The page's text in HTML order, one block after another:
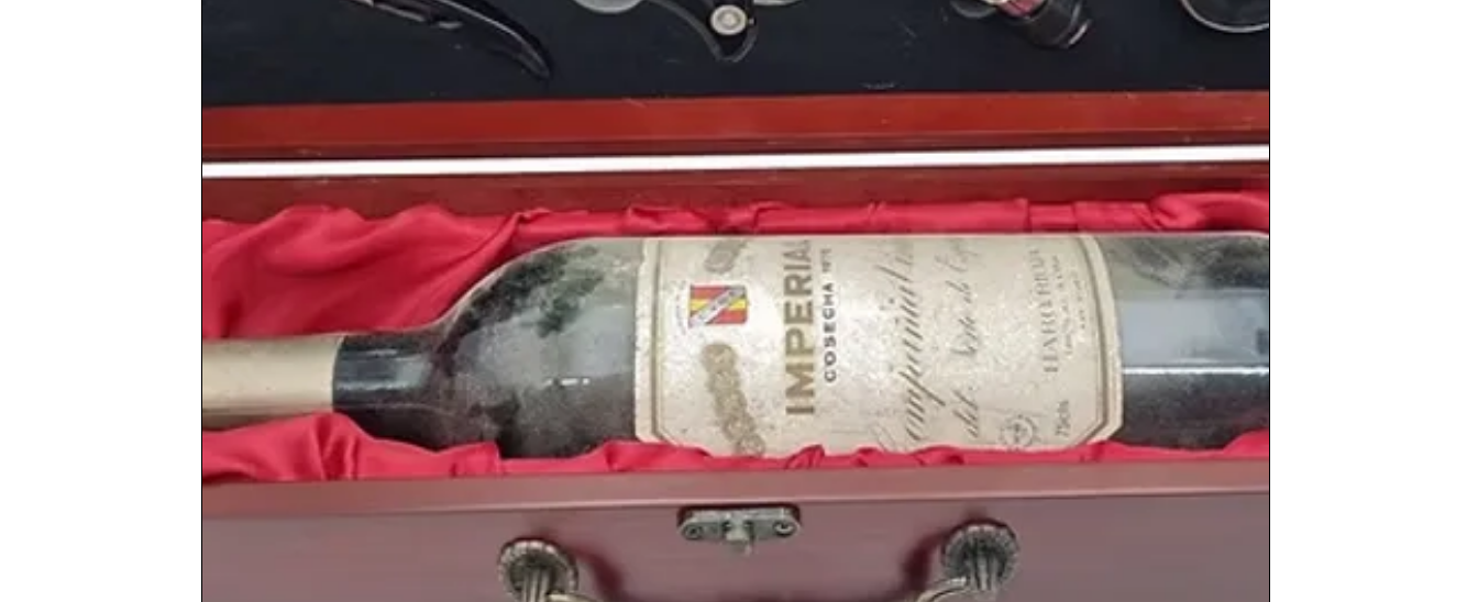
En el panorama futbolístico podemos recordar que ese1987
se hace con la presidencia del
panorama futbolístico español. Por otra parte, elReal Madrid
su primera Copa de
Europa.
Uno de los grupos que triunfaba en medio mundo en los 80
eraU2, los cuales lanzaron ese año1987uno de sus mejores
discos según la crítica;The Joshua Tree. Tras el lanzamiento
pasaron con su gira por España aquelverano de 1987, siendo
su
primer concierto en nuestro paísy congregando hasta 135
000 personas en el Santiago Bernabeu.
1987 es elaño de nacimiento
de personas tan relevantes
como la leyenda del fútbol
Leo Messi Cristina Pedroche, el
actor inglésTom Felton , el futbolista Gerard Piqué
, la actriz
Blanca Suarez
, el actor estadounidenseEvans Peters
, el
futbolista uruguayoLuis Suárez, la actriz estadounidense
Blake Livelyo el futbolista francésKarim Benzema.
Puedes encontrar una amplia selección de
de distintas nacionalidades, regiones y
perfectamente conservados en nuestras
: https://www.periodicoshistoricos.com/vinos-antiguos